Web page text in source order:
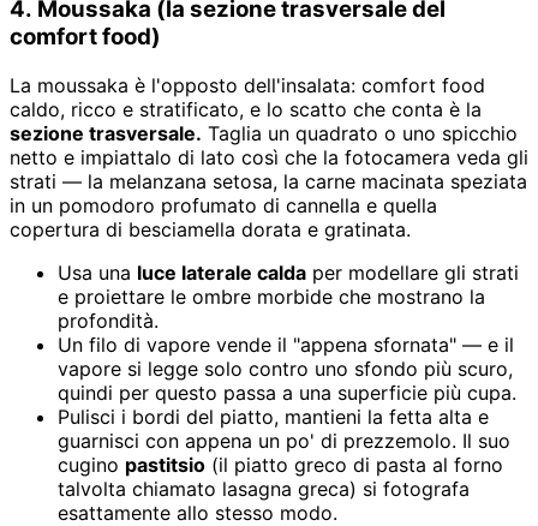
4. Moussaka (la sezione trasversale del
comfort food)
La moussaka è l'opposto dell'insalata: comfort food
caldo, ricco e stratificato, e lo scatto che conta è la
sezione trasversale. Taglia un quadrato o uno spicchio
netto e impiattalo di lato così che la fotocamera veda gli
strati — la melanzana setosa, la carne macinata speziata
in un pomodoro profumato di cannella e quella
copertura di besciamella dorata e gratinata.
Usa una luce laterale calda per modellare gli strati
e proiettare le ombre morbide che mostrano la
profondità.
Un filo di vapore vende il "appena sfornata" — e il
vapore si legge solo contro uno sfondo più scuro,
quindi per questo passa a una superficie più cupa.
Pulisci i bordi del piatto, mantieni la fetta alta e
guarnisci con appena un po' di prezzemolo. Il suo
cugino pastitsio (il piatto greco di pasta al forno
talvolta chiamato lasagna greca) si fotografa
esattamente allo stesso modo.